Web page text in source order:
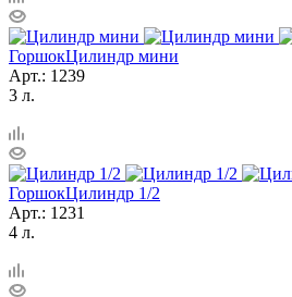
ГоршокЦилиндр мини
Арт.: 1239
3 л.
ГоршокЦилиндр 1/2
Арт.: 1231
4 л.